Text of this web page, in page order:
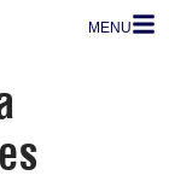
MENU